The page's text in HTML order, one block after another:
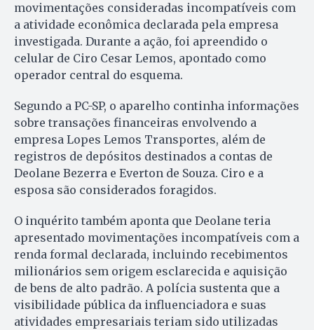
movimentações consideradas incompatíveis com
a atividade econômica declarada pela empresa
investigada. Durante a ação, foi apreendido o
celular de Ciro Cesar Lemos, apontado como
operador central do esquema.
Segundo a PC-SP, o aparelho continha informações
sobre transações financeiras envolvendo a
empresa Lopes Lemos Transportes, além de
registros de depósitos destinados a contas de
Deolane Bezerra e Everton de Souza. Ciro e a
esposa são considerados foragidos.
O inquérito também aponta que Deolane teria
apresentado movimentações incompatíveis com a
renda formal declarada, incluindo recebimentos
milionários sem origem esclarecida e aquisição
de bens de alto padrão. A polícia sustenta que a
visibilidade pública da influenciadora e suas
atividades empresariais teriam sido utilizadas